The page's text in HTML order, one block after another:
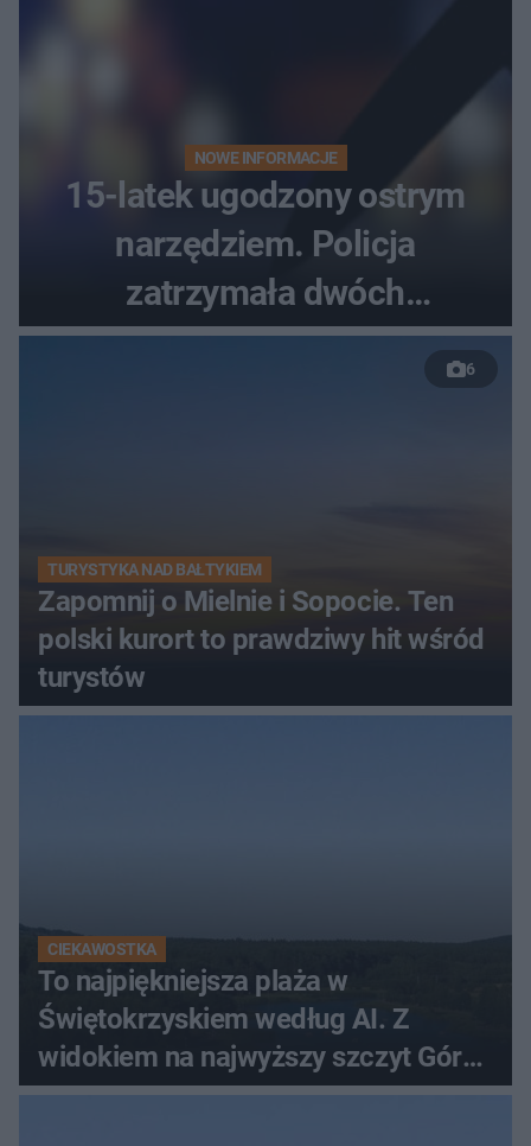
NOWE INFORMACJE
15-latek ugodzony ostrym
narzędziem. Policja
zatrzymała dwóch
nastolatków
6
TURYSTYKA NAD BAŁTYKIEM
Zapomnij o Mielnie i Sopocie. Ten
polski kurort to prawdziwy hit wśród
turystów
CIEKAWOSTKA
To najpiękniejsza plaża w
Świętokrzyskiem według AI. Z
widokiem na najwyższy szczyt Gór
Świętokrzyskich